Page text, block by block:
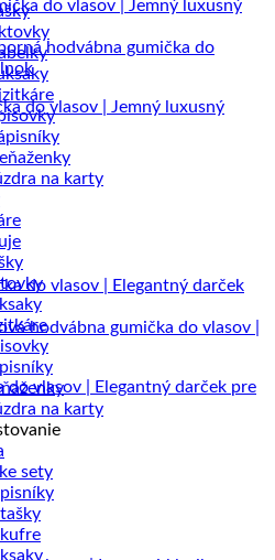
na karty
na karty
sety
do vlasov | Jemný luxusný
do vlasov | Elegantný darček pre